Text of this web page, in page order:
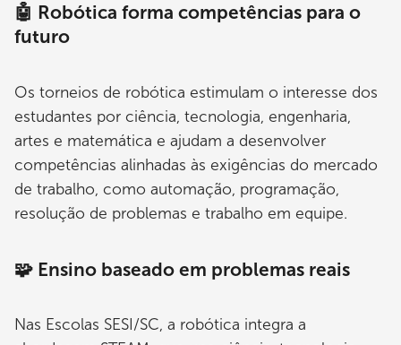
🤖 Robótica forma competências para o
futuro
Os torneios de robótica estimulam o interesse dos
estudantes por ciência, tecnologia, engenharia,
artes e matemática e ajudam a desenvolver
competências alinhadas às exigências do mercado
de trabalho, como automação, programação,
resolução de problemas e trabalho em equipe.
🧩 Ensino baseado em problemas reais
Nas Escolas SESI/SC, a robótica integra a